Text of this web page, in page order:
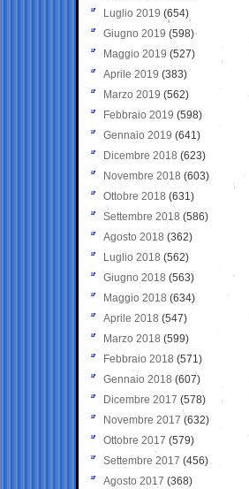
Luglio 2019 (654)
Giugno 2019 (598)
Maggio 2019 (527)
Aprile 2019 (383)
Marzo 2019 (562)
Febbraio 2019 (598)
Gennaio 2019 (641)
Dicembre 2018 (623)
Novembre 2018 (603)
Ottobre 2018 (631)
Settembre 2018 (586)
Agosto 2018 (362)
Luglio 2018 (562)
Giugno 2018 (563)
Maggio 2018 (634)
Aprile 2018 (547)
Marzo 2018 (599)
Febbraio 2018 (571)
Gennaio 2018 (607)
Dicembre 2017 (578)
Novembre 2017 (632)
Ottobre 2017 (579)
Settembre 2017 (456)
Agosto 2017 (368)